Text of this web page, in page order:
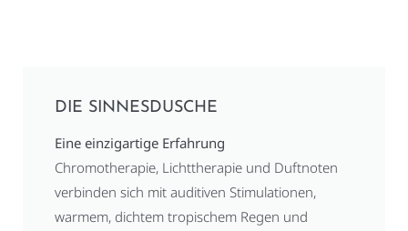
DIE SINNESDUSCHE
Eine einzigartige Erfahrung
Chromotherapie, Lichttherapie und Duftnoten
verbinden sich mit auditiven Stimulationen,
warmem, dichtem tropischem Regen und